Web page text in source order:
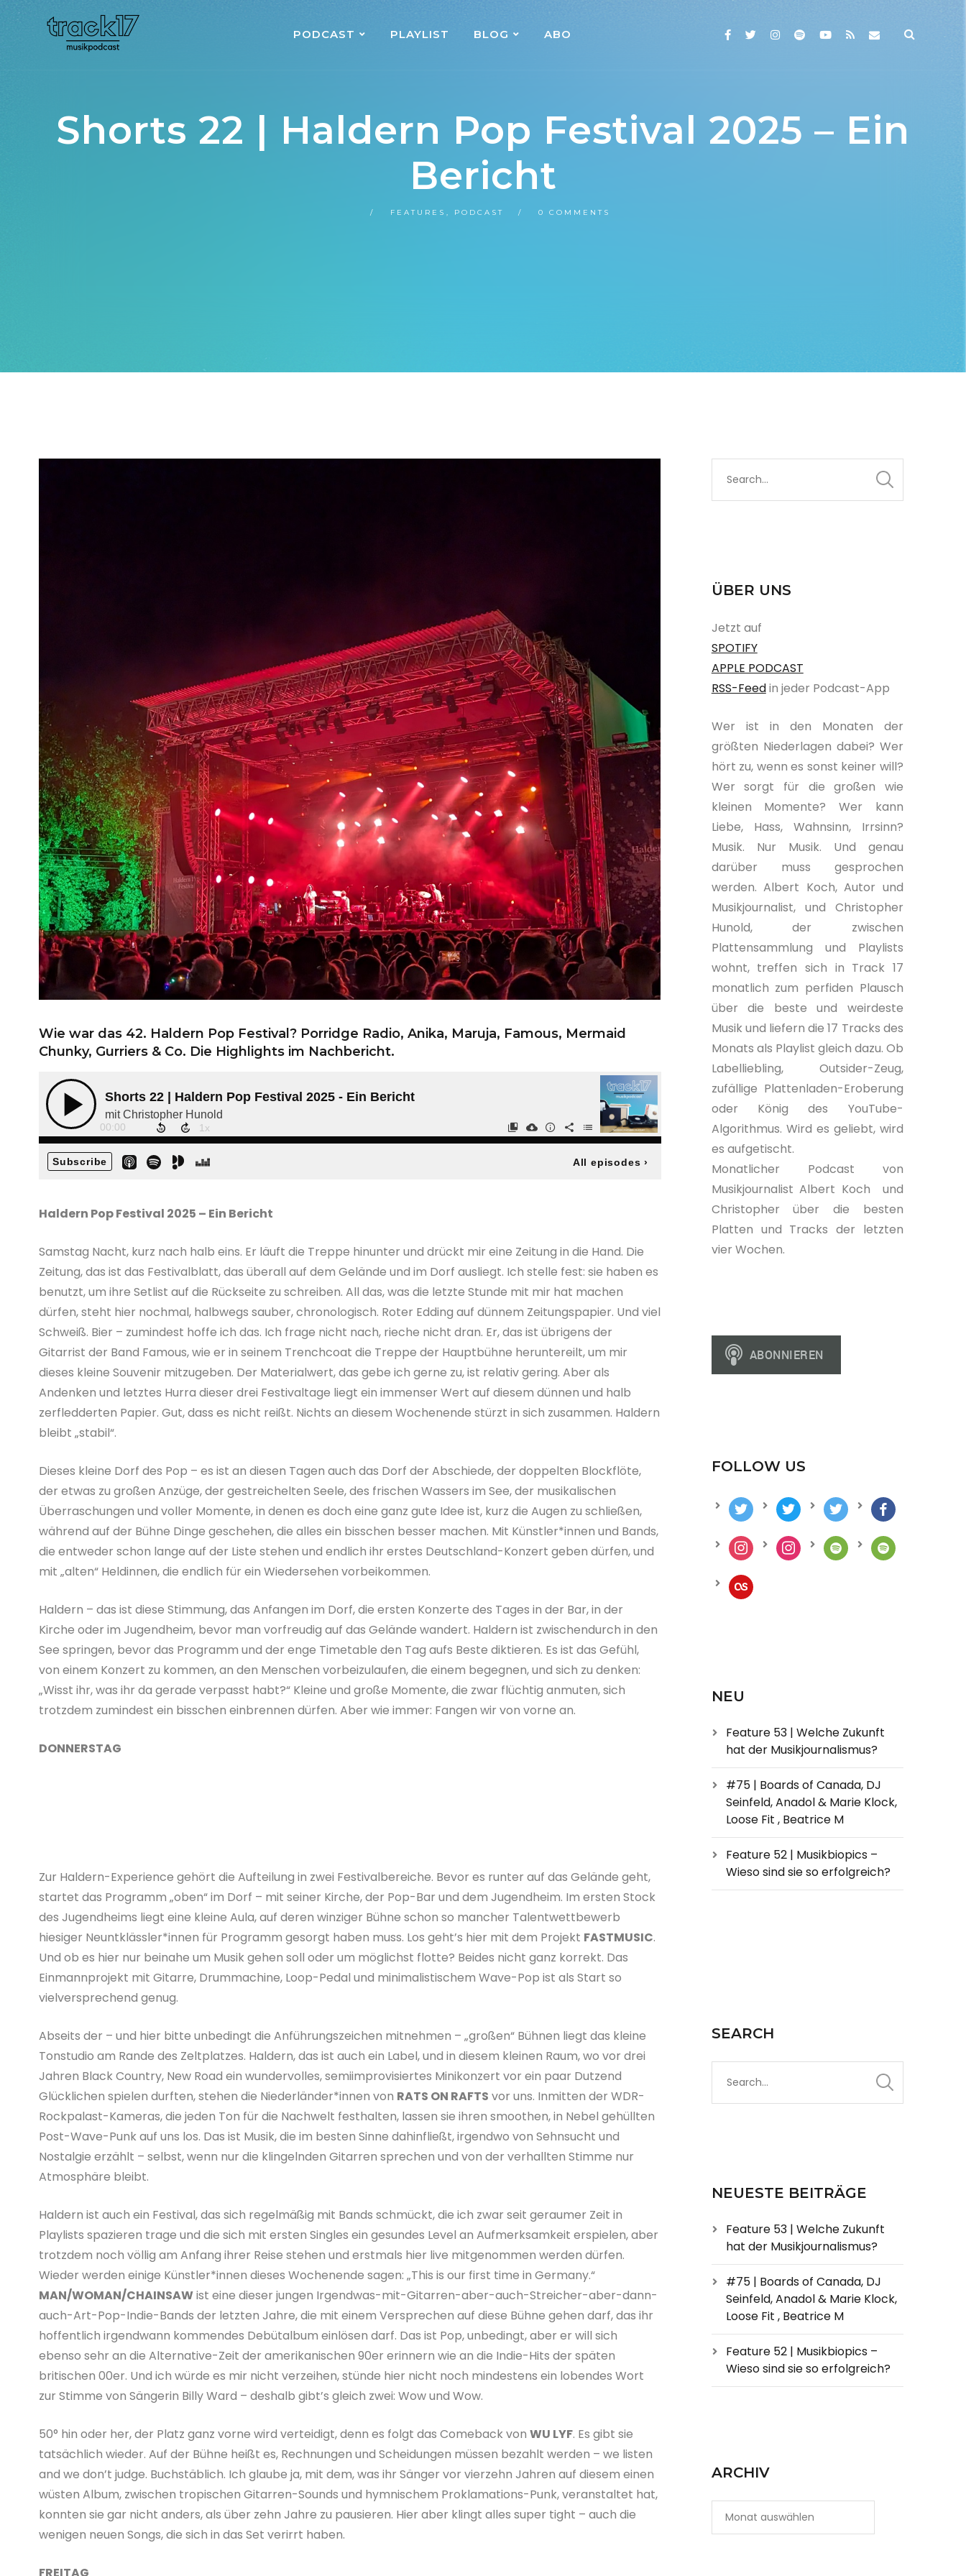
PODCAST PLAYLIST BLOG ABO
Shorts 22 | Haldern Pop Festival 2025 – Ein
Bericht
FEATURES , PODCAST 0 COMMENTS
Wie war das 42. Haldern Pop Festival? Porridge Radio, Anika, Maruja, Famous, Mermaid
Chunky, Gurriers & Co. Die Highlights im Nachbericht.
Haldern Pop Festival 2025 – Ein Bericht
Samstag Nacht, kurz nach halb eins. Er läuft die Treppe hinunter und drückt mir eine Zeitung in die Hand. Die
Zeitung, das ist das Festivalblatt, das überall auf dem Gelände und im Dorf ausliegt. Ich stelle fest: sie haben es
benutzt, um ihre Setlist auf die Rückseite zu schreiben. All das, was die letzte Stunde mit mir hat machen
dürfen, steht hier nochmal, halbwegs sauber, chronologisch. Roter Edding auf dünnem Zeitungspapier. Und viel
Schweiß. Bier – zumindest hoffe ich das. Ich frage nicht nach, rieche nicht dran. Er, das ist übrigens der
Gitarrist der Band Famous, wie er in seinem Trenchcoat die Treppe der Hauptbühne heruntereilt, um mir
dieses kleine Souvenir mitzugeben. Der Materialwert, das gebe ich gerne zu, ist relativ gering. Aber als
Andenken und letztes Hurra dieser drei Festivaltage liegt ein immenser Wert auf diesem dünnen und halb
zerfledderten Papier. Gut, dass es nicht reißt. Nichts an diesem Wochenende stürzt in sich zusammen. Haldern
bleibt „stabil“.
Dieses kleine Dorf des Pop – es ist an diesen Tagen auch das Dorf der Abschiede, der doppelten Blockflöte,
der etwas zu großen Anzüge, der gestreichelten Seele, des frischen Wassers im See, der musikalischen
Überraschungen und voller Momente, in denen es doch eine ganz gute Idee ist, kurz die Augen zu schließen,
während auf der Bühne Dinge geschehen, die alles ein bisschen besser machen. Mit Künstler*innen und Bands,
die entweder schon lange auf der Liste stehen und endlich ihr erstes Deutschland-Konzert geben dürfen, und
mit „alten“ Heldinnen, die endlich für ein Wiedersehen vorbeikommen.
Haldern – das ist diese Stimmung, das Anfangen im Dorf, die ersten Konzerte des Tages in der Bar, in der
Kirche oder im Jugendheim, bevor man vorfreudig auf das Gelände wandert. Haldern ist zwischendurch in den
See springen, bevor das Programm und der enge Timetable den Tag aufs Beste diktieren. Es ist das Gefühl,
von einem Konzert zu kommen, an den Menschen vorbeizulaufen, die einem begegnen, und sich zu denken:
„Wisst ihr, was ihr da gerade verpasst habt?“ Kleine und große Momente, die zwar flüchtig anmuten, sich
trotzdem zumindest ein bisschen einbrennen dürfen. Aber wie immer: Fangen wir von vorne an.
DONNERSTAG
Zur Haldern-Experience gehört die Aufteilung in zwei Festivalbereiche. Bevor es runter auf das Gelände geht,
startet das Programm „oben“ im Dorf – mit seiner Kirche, der Pop-Bar und dem Jugendheim. Im ersten Stock
des Jugendheims liegt eine kleine Aula, auf deren winziger Bühne schon so mancher Talentwettbewerb
hiesiger Neuntklässler*innen für Programm gesorgt haben muss. Los geht’s hier mit dem Projekt FASTMUSIC.
Und ob es hier nur beinahe um Musik gehen soll oder um möglichst flotte? Beides nicht ganz korrekt. Das
Einmannprojekt mit Gitarre, Drummachine, Loop-Pedal und minimalistischem Wave-Pop ist als Start so
vielversprechend genug.
Abseits der – und hier bitte unbedingt die Anführungszeichen mitnehmen – „großen“ Bühnen liegt das kleine
Tonstudio am Rande des Zeltplatzes. Haldern, das ist auch ein Label, und in diesem kleinen Raum, wo vor drei
Jahren Black Country, New Road ein wundervolles, semiimprovisiertes Minikonzert vor ein paar Dutzend
Glücklichen spielen durften, stehen die Niederländer*innen von RATS ON RAFTS vor uns. Inmitten der WDR-
Rockpalast-Kameras, die jeden Ton für die Nachwelt festhalten, lassen sie ihren smoothen, in Nebel gehüllten
Post-Wave-Punk auf uns los. Das ist Musik, die im besten Sinne dahinfließt, irgendwo von Sehnsucht und
Nostalgie erzählt – selbst, wenn nur die klingelnden Gitarren sprechen und von der verhallten Stimme nur
Atmosphäre bleibt.
Haldern ist auch ein Festival, das sich regelmäßig mit Bands schmückt, die ich zwar seit geraumer Zeit in
Playlists spazieren trage und die sich mit ersten Singles ein gesundes Level an Aufmerksamkeit erspielen, aber
trotzdem noch völlig am Anfang ihrer Reise stehen und erstmals hier live mitgenommen werden dürfen.
Wieder werden einige Künstler*innen dieses Wochenende sagen: „This is our first time in Germany.“
MAN/WOMAN/CHAINSAWist eine dieser jungen Irgendwas-mit-Gitarren-aber-auch-Streicher-aber-dann-
auch-Art-Pop-Indie-Bands der letzten Jahre, die mit einem Versprechen auf diese Bühne gehen darf, das ihr
hoffentlich irgendwann kommendes Debütalbum einlösen darf. Das ist Pop, unbedingt, aber er will sich
ebenso sehr an die Alternative-Zeit der amerikanischen 90er erinnern wie an die Indie-Hits der späten
britischen 00er. Und ich würde es mir nicht verzeihen, stünde hier nicht noch mindestens ein lobendes Wort
zur Stimme von Sängerin Billy Ward – deshalb gibt’s gleich zwei: Wow und Wow.
50° hin oder her, der Platz ganz vorne wird verteidigt, denn es folgt das Comeback von WU LYF. Es gibt sie
tatsächlich wieder. Auf der Bühne heißt es, Rechnungen und Scheidungen müssen bezahlt werden – we listen
and we don’t judge. Buchstäblich. Ich glaube ja, mit dem, was ihr Sänger vor vierzehn Jahren auf diesem einen
wüsten Album, zwischen tropischen Gitarren-Sounds und hymnischem Proklamations-Punk, veranstaltet hat,
konnten sie gar nicht anders, als über zehn Jahre zu pausieren. Hier aber klingt alles super tight – auch die
wenigen neuen Songs, die sich in das Set verirrt haben.
FREITAG
ÜBER UNS
Jetzt auf
SPOTIFY
APPLE PODCAST
RSS-Feedin jeder Podcast-App
Wer ist in den Monaten der
größten Niederlagen dabei? Wer
hört zu, wenn es sonst keiner will?
Wer sorgt für die großen wie
kleinen Momente? Wer kann
Liebe, Hass, Wahnsinn, Irrsinn?
Musik. Nur Musik. Und genau
darüber muss gesprochen
werden. Albert Koch, Autor und
Musikjournalist, und Christopher
Hunold, der zwischen
Plattensammlung und Playlists
wohnt, treffen sich in Track 17
monatlich zum perfiden Plausch
über die beste und weirdeste
Musik und liefern die 17 Tracks des
Monats als Playlist gleich dazu. Ob
Labelliebling, Outsider-Zeug,
zufällige Plattenladen-Eroberung
oder König des YouTube-
Algorithmus. Wird es geliebt, wird
es aufgetischt.
Monatlicher Podcast von
Musikjournalist Albert Koch und
Christopher über die besten
Platten und Tracks der letzten
vier Wochen.
FOLLOW US
NEU
Feature 53 | Welche Zukunft
hat der Musikjournalismus?
#75 | Boards of Canada, DJ
Seinfeld, Anadol & Marie Klock,
Loose Fit , Beatrice M
Feature 52 | Musikbiopics –
Wieso sind sie so erfolgreich?
SEARCH
NEUESTE BEITRÄGE
Feature 53 | Welche Zukunft
hat der Musikjournalismus?
#75 | Boards of Canada, DJ
Seinfeld, Anadol & Marie Klock,
Loose Fit , Beatrice M
Feature 52 | Musikbiopics –
Wieso sind sie so erfolgreich?
ARCHIV